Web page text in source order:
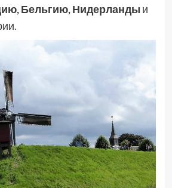
Бельгию, Нидерланды и